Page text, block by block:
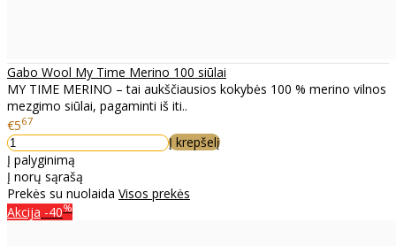
Gabo Wool My Time Merino 100 siūlai
MY TIME MERINO – tai aukščiausios kokybės 100 % merino vilnos
mezgimo siūlai, pagaminti iš iti..
€567
Į krepšelį
Į palyginimą
Į norų sąrašą
Prekės su nuolaida Visos prekės
Akcija -40%